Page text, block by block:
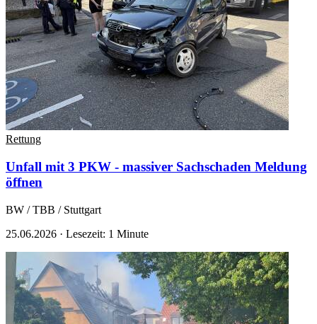
Rettung
Unfall mit 3 PKW - massiver Sachschaden Meldung
öffnen
BW / TBB / Stuttgart
25.06.2026 · Lesezeit: 1 Minute